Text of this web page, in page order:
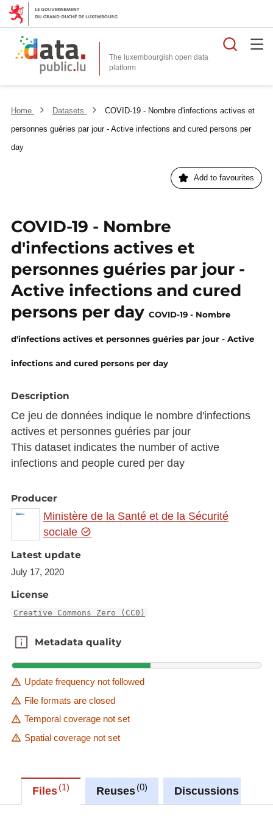
The luxembourgish open data
platform
Home Datasets
COVID-19 - Nombre d'infections actives et
personnes guéries par jour - Active infections and cured persons per
day
Add to favourites
COVID-19 - Nombre
d'infections actives et
personnes guéries par jour -
Active infections and cured
persons per day COVID-19 - Nombre
d'infections actives et personnes guéries par jour - Active
infections and cured persons per day
Description
Ce jeu de données indique le nombre d'infections
actives et personnes guéries par jour
This dataset indicates the number of active
infections and people cured per day
Producer
Ministère de la Santé et de la Sécurité
sociale
Latest update
July 17, 2020
License
Creative Commons Zero (CC0)
Metadata quality
Metadata quality
Update frequency not followed
File formats are closed
Temporal coverage not set
Spatial coverage not set
Files 1 Reuses 0 Discussions